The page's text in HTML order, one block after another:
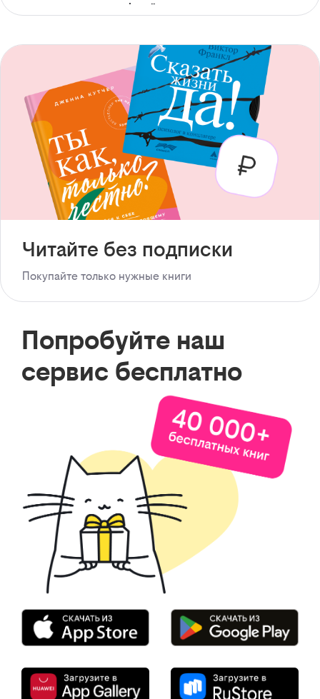
с доступом офлайн
Читайте без подписки
Покупайте только нужные книги
Попробуйте наш
сервис бесплатно